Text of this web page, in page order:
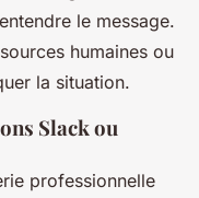
le message.
humaines ou
la situation.
Slack ou
professionnelle